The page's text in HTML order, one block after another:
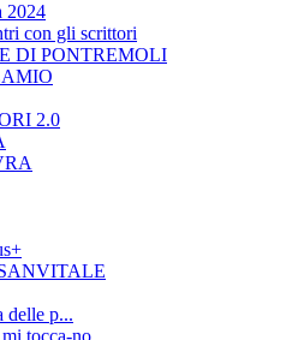
2024
con gli scrittori
DI PONTREMOLI
2.0
delle p...
tocca-no